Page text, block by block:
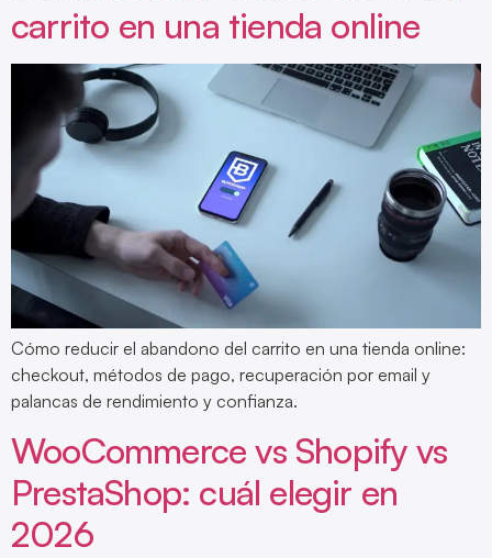
carrito en una tienda online
Cómo reducir el abandono del carrito en una tienda online:
checkout, métodos de pago, recuperación por email y
palancas de rendimiento y confianza.
WooCommerce vs Shopify vs
PrestaShop: cuál elegir en
2026